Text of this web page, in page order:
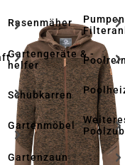
Rasenmäher
Gartengeräte & -
helfer
Schubkarren
Gartenmöbel
Gartenzaun